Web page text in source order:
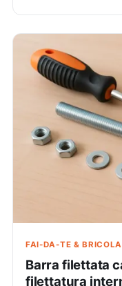
FAI-DA-TE &
Barra filettata
filettatura